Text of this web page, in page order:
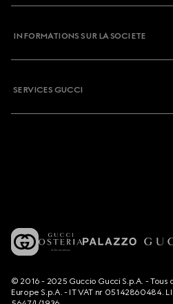
INFORMATIONS SUR LA SOCIETE
SERVICES GUCCI
© 2016 - 2025 Guccio Gucci S.p.A. -
Europe S.p.A. - IT VAT nr 05142860484.